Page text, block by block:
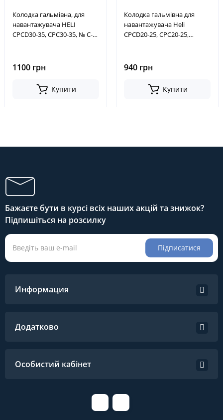
Колодка гальмівна, для
навантажувача HELI
CPCD30-35, CPC30-35, № C-
CK21124283010
1100 грн
Купити
Колодка гальмівна для
навантажувача Heli
CPCD20-25, CPC20-25,
2365373021, COQ012322
940 грн
Купити
Бажаєте бути в курсі всіх наших акцій та знижок?
Підпишіться на розсилку
Підписатися
Информация
Додатково
Особистий кабінет